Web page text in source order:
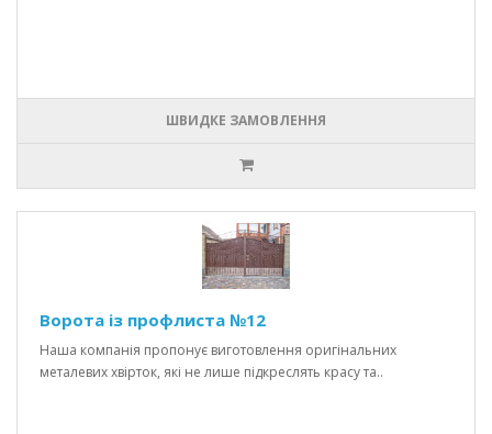
ШВИДКЕ ЗАМОВЛЕННЯ
Ворота із профлиста №12
Наша компанія пропонує виготовлення оригінальних
металевих хвірток, які не лише підкреслять красу та..